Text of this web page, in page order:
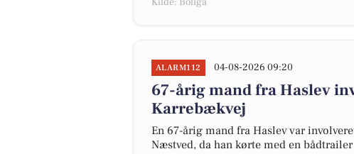
ALARM112 04-08-2026 09:20
67-årig mand fra Haslev
Karrebækvej
En 67-årig mand fra Haslev var
Næstved, da han kørte med en